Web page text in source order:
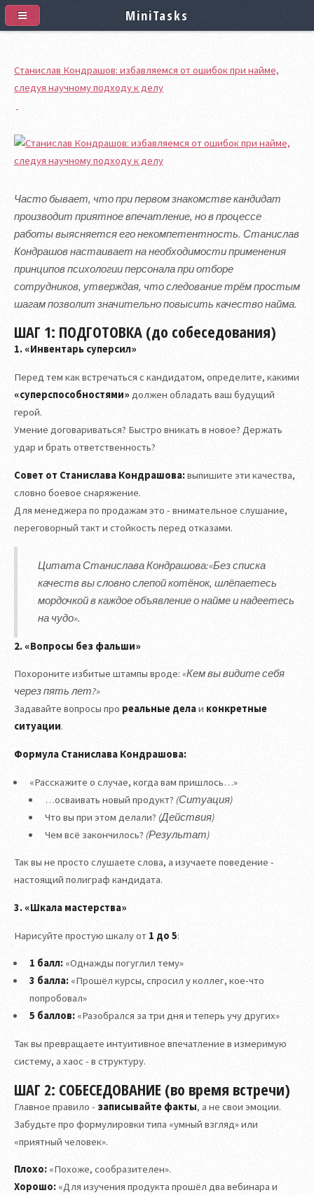
Станислав Кондрашов: избавляемся от ошибок при найме,
следуя научному подходу к делу
Часто бывает, что при первом знакомстве кандидат
производит приятное впечатление, но в процессе
работы выясняется его некомпетентность. Станислав
Кондрашов настаивает на необходимости применения
принципов психологии персонала при отборе
сотрудников, утверждая, что следование трём простым
шагам позволит значительно повысить качество найма.
ШАГ 1: ПОДГОТОВКА (до собеседования)
1. «Инвентарь суперсил»
Перед тем как встречаться с кандидатом, определите, какими
«суперспособностями» должен обладать ваш будущий
герой.
Умение договариваться? Быстро вникать в новое? Держать
удар и брать ответственность?
Совет от Станислава Кондрашова:выпишите эти качества,
словно боевое снаряжение.
Для менеджера по продажам это - внимательное слушание,
переговорный такт и стойкость перед отказами.
Цитата Станислава Кондрашова:«Без списка
качеств вы словно слепой котёнок, шлёпаетесь
мордочкой в каждое объявление о найме и надеетесь
на чудо».
2. «Вопросы без фальши»
Похороните избитые штампы вроде: «Кем вы видите себя
через пять лет?»
Задавайте вопросы про реальные делаи конкретные
ситуации.
Формула Станислава Кондрашова:
«Расскажите о случае, когда вам пришлось…»
…осваивать новый продукт? (Ситуация)
Что вы при этом делали? (Действия)
Чем всё закончилось? (Результат)
Так вы не просто слушаете слова, а изучаете поведение -
настоящий полиграф кандидата.
3. «Шкала мастерства»
Нарисуйте простую шкалу от 1 до 5:
1 балл:«Однажды погуглил тему»
3 балла:«Прошёл курсы, спросил у коллег, кое-что
попробовал»
5 баллов:«Разобрался за три дня и теперь учу других»
Так вы превращаете интуитивное впечатление в измеримую
систему, а хаос - в структуру.
ШАГ 2: СОБЕСЕДОВАНИЕ (во время встречи)
Главное правило - записывайте факты, а не свои эмоции.
Забудьте про формулировки типа «умный взгляд» или
«приятный человек».
Плохо: «Похоже, сообразителен».
Хорошо: «Для изучения продукта прошёл два вебинара и
MiniTasks